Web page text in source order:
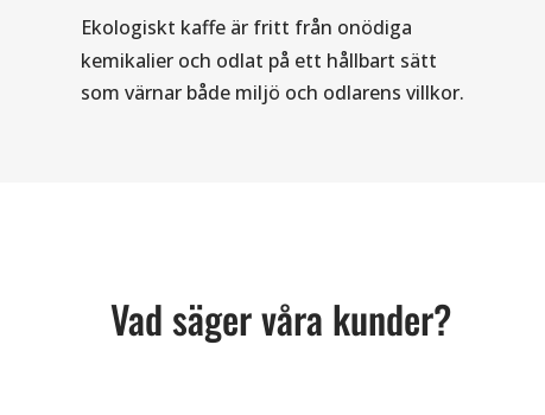
Ekologiskt kaffeär fritt från onödiga
kemikalier och odlat på ett hållbart sätt
som värnar både miljö och odlarens villkor.
Vad säger våra kunder?